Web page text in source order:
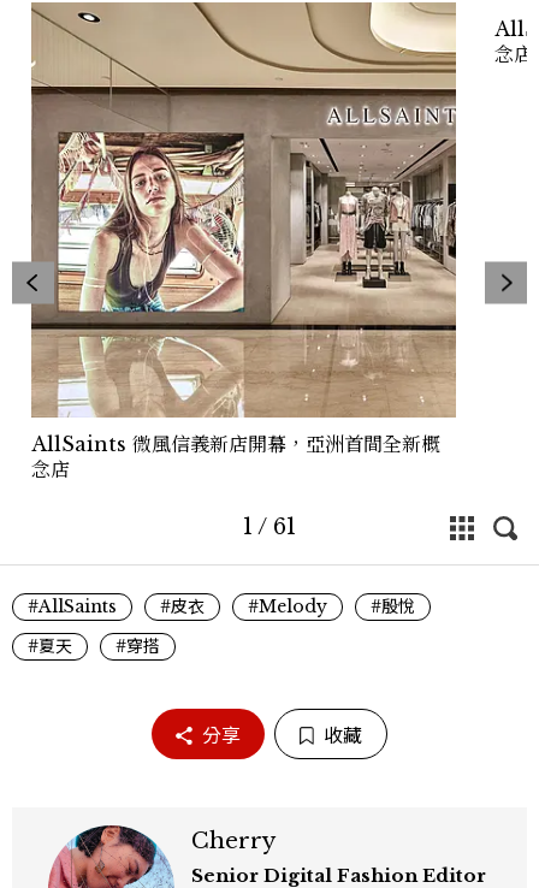
AllSaints 微風信義新店開幕，亞洲首間全新概
念店
念店
1 / 61
#AllSaints #皮衣 #Melody
#殷悅
#夏天
#穿搭
分享 收藏
Cherry
Senior Digital Fashion Editor